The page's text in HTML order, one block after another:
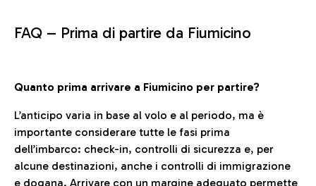
FAQ – Prima di partire da Fiumicino
Quanto prima arrivare a Fiumicino per partire?
L’anticipo varia in base al volo e al periodo, ma è
importante considerare tutte le fasi prima
dell’imbarco: check-in, controlli di sicurezza e, per
alcune destinazioni, anche i controlli di immigrazione
e dogana. Arrivare con un margine adeguato permette